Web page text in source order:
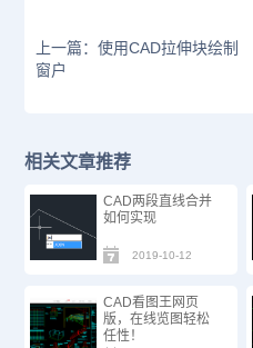
上一篇：使用CAD拉伸块绘制
窗户
相关文章推荐
CAD两段直线合并
如何实现
2019-10-12
CAD看图王网页
版，在线览图轻松
任性！